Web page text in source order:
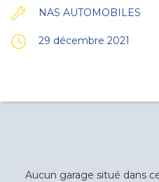
NAS AUTOMOBILES
29 décembre 2021
Aucun garage situé dans